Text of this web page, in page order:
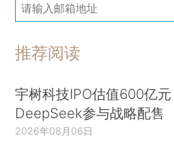
推荐阅读
宇树科技IPO估值600亿元
DeepSeek参与战略配售
2026年08月06日